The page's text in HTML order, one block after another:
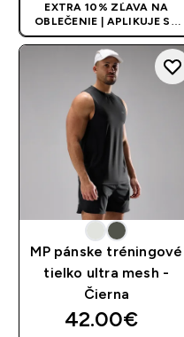
EXTRA 10% ZĽAVA NA
OBLEČENIE | APLIKUJE SA
AUTOMATICKY PRI KÚPE 3
KS
MP pánske tréningové
tielko ultra mesh -
Čierna
42.00€‎